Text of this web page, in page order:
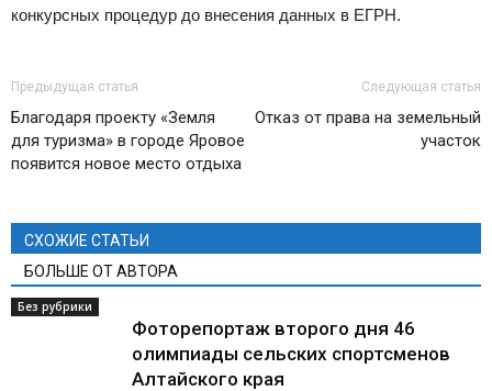
конкурсных процедур до внесения данных в ЕГРН.
Предыдущая статья
Благодаря проекту «Земля
для туризма» в городе Яровое
появится новое место отдыха
Следующая статья
Отказ от права на земельный
участок
СХОЖИЕ СТАТЬИ
БОЛЬШЕ ОТ АВТОРА
Без рубрики
Фоторепортаж второго дня 46
олимпиады сельских спортсменов
Алтайского края